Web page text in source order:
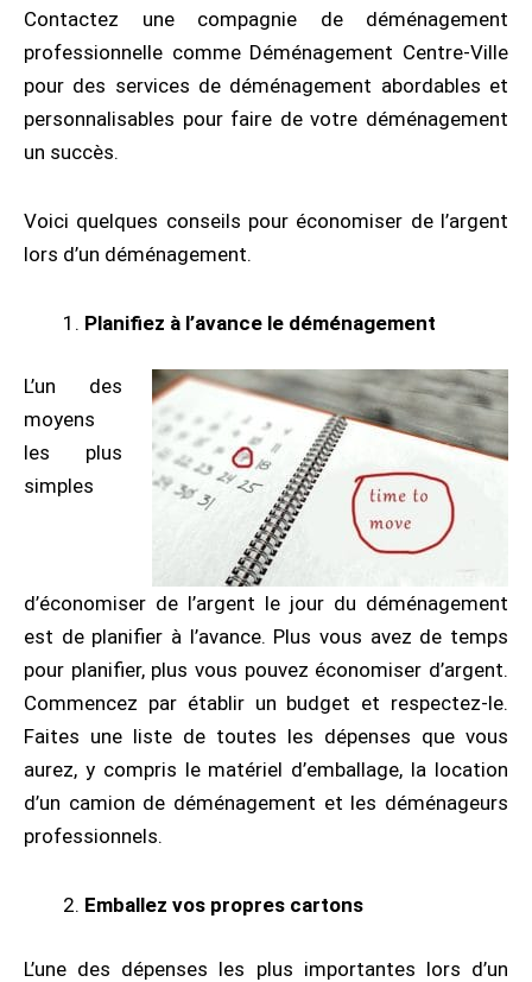
Contactez une compagnie de déménagement
professionnelle comme Déménagement Centre-Ville
pour des services de déménagement abordables et
personnalisables pour faire de votre déménagement
un succès.
Voici quelques conseils pour économiser de l’argent
lors d’un déménagement.
Planifiez à l’avance le déménagement
L’un des
moyens
les plus
simples
d’économiser de l’argent le jour du déménagement
est de planifier à l’avance. Plus vous avez de temps
pour planifier, plus vous pouvez économiser d’argent.
Commencez par établir un budget et respectez-le.
Faites une liste de toutes les dépenses que vous
aurez, y compris le matériel d’emballage, la location
d’un camion de déménagement et les déménageurs
professionnels.
Emballez vos propres cartons
L’une des dépenses les plus importantes lors d’un